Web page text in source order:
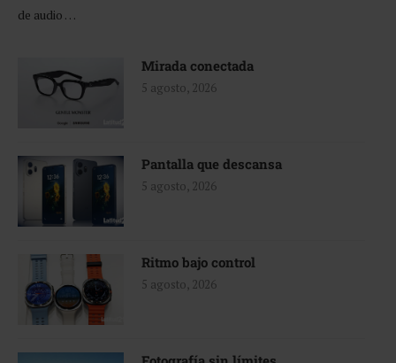
de audio …
Mirada conectada
5 agosto, 2026
Pantalla que descansa
5 agosto, 2026
Ritmo bajo control
5 agosto, 2026